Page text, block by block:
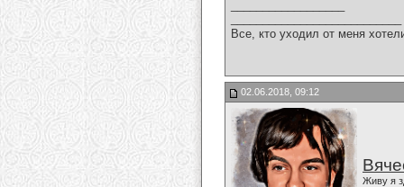
Все, кто уходил от меня
02.06.2018, 09:12
Живу я